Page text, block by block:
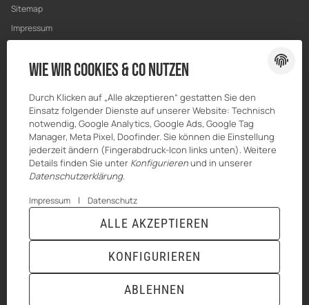
Sitemap
Impressum
Widerrufsrecht
© HILBERT Mineralöl GmbH* Alle Preise inkl. gesetzlicher USt., zzgl.Versand
JTL-Shop| TECHNIK JTL-Shop Template
Wie wir Cookies & Co nutzen
Durch Klicken auf „Alle akzeptieren“ gestatten Sie den
Einsatz folgender Dienste auf unserer Website: Technisch
notwendig, Google Analytics, Google Ads, Google Tag
Manager, Meta Pixel, Doofinder. Sie können die Einstellung
jederzeit ändern (Fingerabdruck-Icon links unten). Weitere
Details finden Sie unter Konfigurierenund in unserer
Datenschutzerklärung.
Impressum | Datenschutz
ABLEHNEN
KONFIGURIEREN
ALLE AKZEPTIEREN